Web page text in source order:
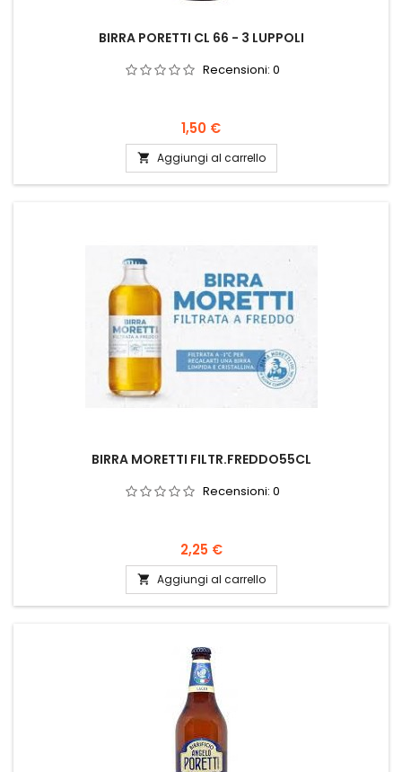
BIRRA PORETTI CL 66 - 3 LUPPOLI
Recensioni: 0
Prezzo
1,50 €
 Aggiungi al carrello
BIRRA MORETTI FILTR.FREDDO55CL
Recensioni: 0
Prezzo
2,25 €
 Aggiungi al carrello